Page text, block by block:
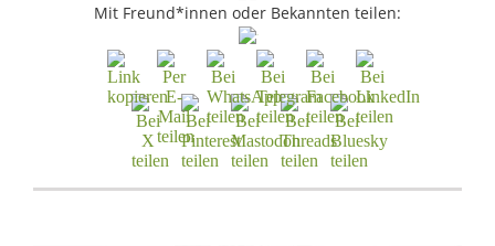
Mit Freund*innen oder Bekannten teilen: